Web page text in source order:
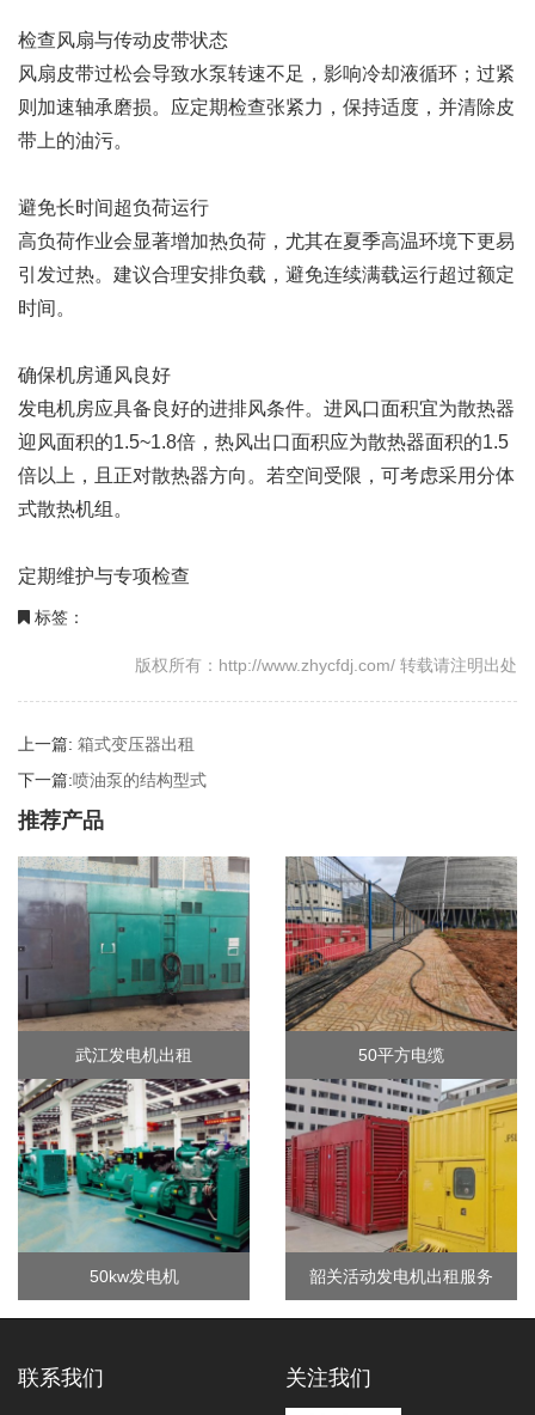
检查风扇与传动皮带状态‌
风扇皮带过松会导致水泵转速不足，影响冷却液循环；过紧
则加速轴承磨损。应定期检查张紧力，保持适度，并清除皮
带上的油污。
避免长时间超负荷运行‌
高负荷作业会显著增加热负荷，尤其在夏季高温环境下更易
引发过热。建议合理安排负载，避免连续满载运行超过额定
时间。
确保机房通风良好‌
发电机房应具备良好的进排风条件。进风口面积宜为散热器
迎风面积的1.5~1.8倍，热风出口面积应为散热器面积的1.5
倍以上，且正对散热器方向。若空间受限，可考虑采用分体
式散热机组。
定期维护与专项检查‌
标签：
版权所有：http://www.zhycfdj.com/ 转载请注明出处
上一篇: 箱式变压器出租
下一篇:喷油泵的结构型式
推荐产品
武江发电机出租 50平方电缆
50kw发电机 韶关活动发电机出租服务
联系我们 关注我们